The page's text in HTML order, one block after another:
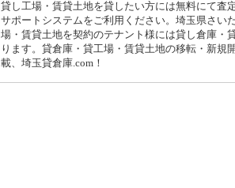
貸し工場・賃貸土地を貸したい方には無料にて査
サポートシステムをご利用ください。埼玉県さい
場・賃貸土地を契約のテナント様には貸し倉庫・
ります。貸倉庫・貸工場・賃貸土地の移転・新規
載、埼玉貸倉庫.com！